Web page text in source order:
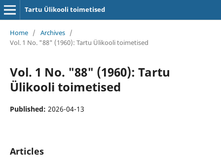
Tartu Ülikooli toimetised
Home / Archives /
Vol. 1 No. "88" (1960): Tartu Ülikooli toimetised
Vol. 1 No. "88" (1960): Tartu
Ülikooli toimetised
Published: 2026-04-13
Articles